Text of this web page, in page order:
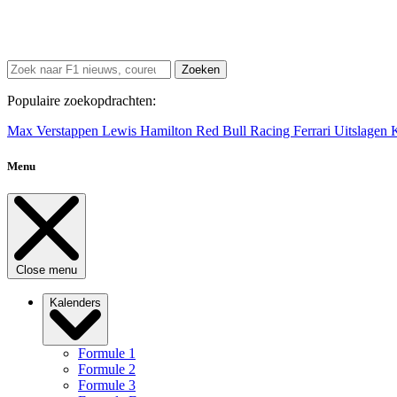
Zoeken
Populaire zoekopdrachten:
Max Verstappen Lewis Hamilton Red Bull Racing Ferrari Uitslagen
Menu
Close menu
Kalenders
Formule 1
Formule 2
Formule 3